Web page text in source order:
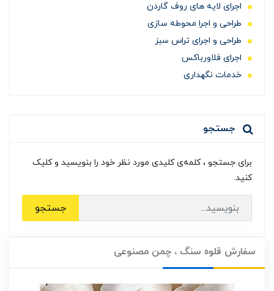
اجرای لایه های روف گاردن
طراحی و اجرا محوطه سازی
طراحی و اجرای تراس سبز
اجرای فلاورباکس
خدمات نگهداری
جستجو
برای جستجو ، کلمه‌ی کلیدی مورد نظر خود را بنویسید و کلیک
کنید.
جستجو
سفارش قلوه سنگ ، چمن مصنوعی